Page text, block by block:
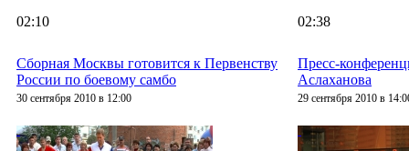
02:10
Сборная Москвы готовится к Первенству
России по боевому самбо
30 сентября 2010 в 12:00
02:38
Пресс-
Аслаханова
29 сентября 2010 в